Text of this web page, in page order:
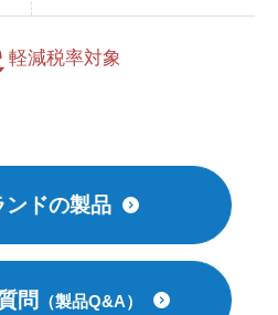
ンドの製品
問 （製品Q&A）